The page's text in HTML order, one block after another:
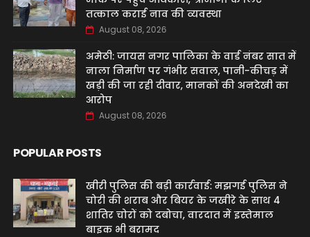
तत्काल कराई नाव की व्यवस्था
August 08, 2026
अमेठी: जायस नगर पालिका के वार्ड नंबर सात में
नाला निर्माण पर गंभीर सवाल, पानी-कीचड़ में
खड़ी की जा रही दीवार, मानकों की अनदेखी का
आरोप
August 08, 2026
POPULAR POSTS
खीरी पुलिस की बड़ी कार्रवाई: मझगई पुलिस ने
चोरी की शराब और बियर के जखीरे के साथ 4
शातिर चोरों को दबोचा, वारदात में इस्तेमाल
बाइक भी बरामद